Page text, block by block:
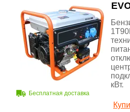
Бесплатная доставка
кВт.